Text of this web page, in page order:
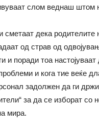
слом веднаш штом
сметаат дека родителите
од страв од
и поради тоа
и кога тие веќе
задолжен да ги
за да се изборат
мира.